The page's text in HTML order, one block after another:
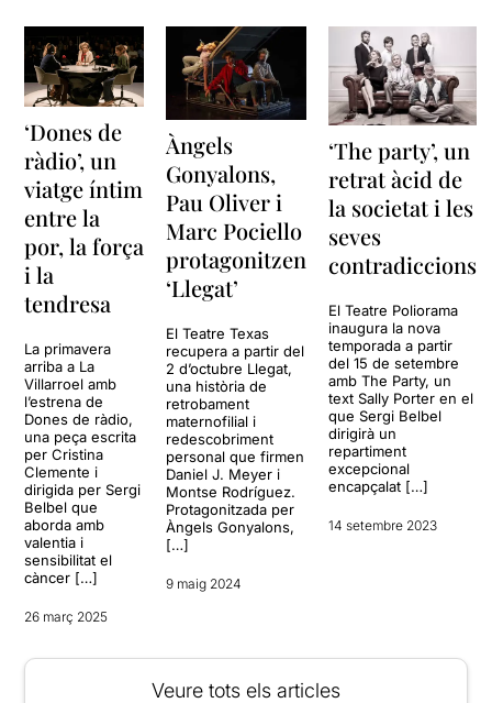
‘Dones de
ràdio’, un
viatge íntim
entre la
por, la força
i la
tendresa
La primavera
arriba a La
Villarroel amb
l’estrena de
Dones de ràdio,
una peça escrita
per Cristina
Clemente i
dirigida per Sergi
Belbel que
aborda amb
valentia i
sensibilitat el
càncer […]
26 març 2025
Àngels
Gonyalons,
Pau Oliver i
Marc Pociello
protagonitzen
‘Llegat’
El Teatre Texas
recupera a partir del
2 d’octubre Llegat,
una història de
retrobament
maternofilial i
redescobriment
personal que firmen
Daniel J. Meyer i
Montse Rodríguez.
Protagonitzada per
Àngels Gonyalons,
[…]
9 maig 2024
‘The party’, un
retrat àcid de
la societat i les
seves
contradiccions
El Teatre Poliorama
inaugura la nova
temporada a partir
del 15 de setembre
amb The Party, un
text Sally Porter en el
que Sergi Belbel
dirigirà un
repartiment
excepcional
encapçalat […]
14 setembre 2023
Veure tots els articles